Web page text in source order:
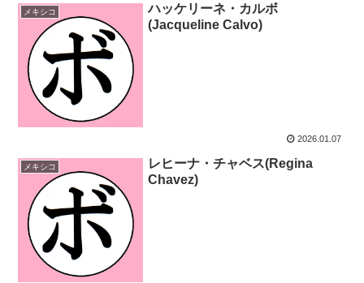
メキシコ
ハッケリーネ・カルボ
(Jacqueline Calvo)
2026.01.07
メキシコ
レヒーナ・チャベス(Regina
Chavez)